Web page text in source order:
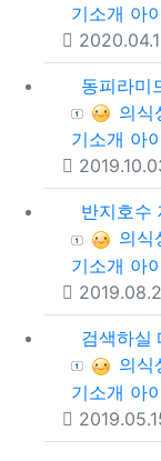
기소개 아
등록일
동피라미
등록자의식
기소개 아
등록일
반지호수
등록자의식
기소개 아
등록일
검색하실 때
등록자의식
기소개 아
등록일